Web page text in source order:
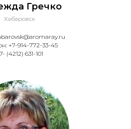
Гречко
Хабаровск
+7-914-772-33-45
(4212) 631-101